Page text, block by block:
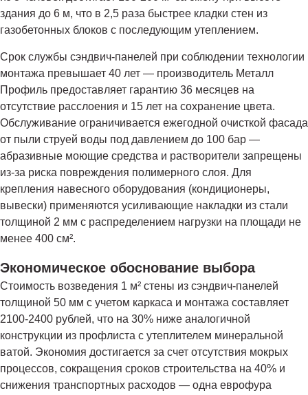
здания до 6 м, что в 2,5 раза быстрее кладки стен из
газобетонных блоков с последующим утеплением.
Срок службы сэндвич-панелей при соблюдении технологии
монтажа превышает 40 лет — производитель Металл
Профиль предоставляет гарантию 36 месяцев на
отсутствие расслоения и 15 лет на сохранение цвета.
Обслуживание ограничивается ежегодной очисткой фасада
от пыли струей воды под давлением до 100 бар —
абразивные моющие средства и растворители запрещены
из-за риска повреждения полимерного слоя. Для
крепления навесного оборудования (кондиционеры,
вывески) применяются усиливающие накладки из стали
толщиной 2 мм с распределением нагрузки на площади не
менее 400 см².
Экономическое обоснование выбора
Стоимость возведения 1 м² стены из сэндвич-панелей
толщиной 50 мм с учетом каркаса и монтажа составляет
2100-2400 рублей, что на 30% ниже аналогичной
конструкции из профлиста с утеплителем минеральной
ватой. Экономия достигается за счет отсутствия мокрых
процессов, сокращения сроков строительства на 40% и
снижения транспортных расходов — одна еврофура